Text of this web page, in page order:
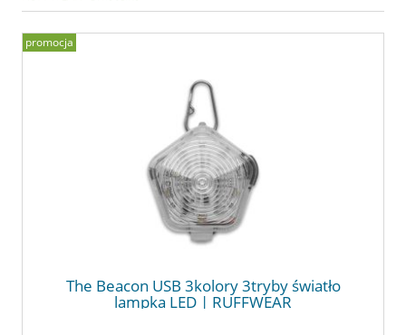
The Beacon USB 3kolory 3tryby światło
lampka LED | RUFFWEAR
promocja